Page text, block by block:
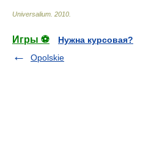
Universalium 2010
Игры ⚽
Нужна курсовая?
Opolskie